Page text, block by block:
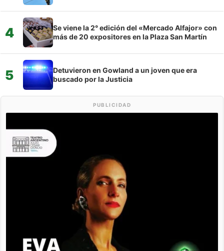
4
Se viene la 2° edición del «Mercado Alfajor» con
más de 20 expositores en la Plaza San Martín
5
Detuvieron en Gowland a un joven que era
buscado por la Justicia
PUBLICIDAD